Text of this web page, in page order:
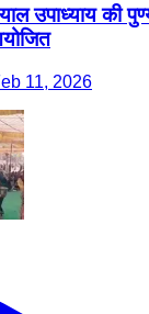
उपाध्याय की
11, 2026